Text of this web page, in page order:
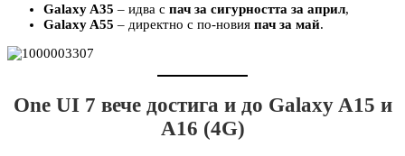
Galaxy A35 – идва с пач за сигурността за април,
Galaxy A55 – директно с по-новия пач за май.
One UI 7 вече достига и до Galaxy A15 и
A16 (4G)